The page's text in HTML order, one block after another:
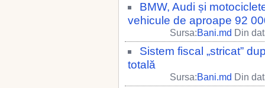
BMW, Audi și
vehicule de aproape 92
Sursa:Bani.md Din
Sistem fiscal „stricat”
totală
Sursa:Bani.md Din